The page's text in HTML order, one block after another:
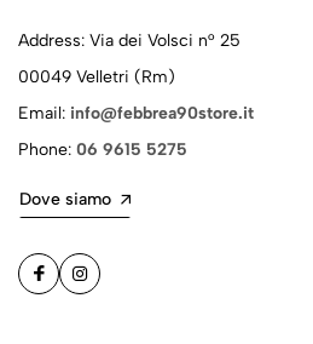
Address: Via dei Volsci n° 25
00049 Velletri (Rm)
Email: info@febbrea90store.it
Phone: 06 9615 5275
Dove siamo